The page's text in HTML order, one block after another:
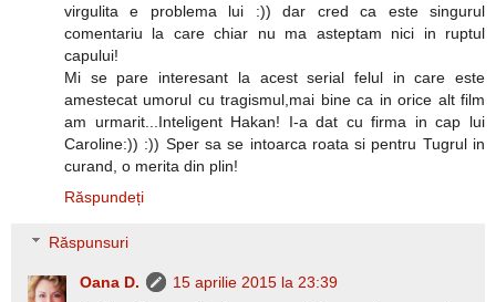
virgulita e problema lui :)) dar cred ca este singurul
comentariu la care chiar nu ma asteptam nici in ruptul
capului!
Mi se pare interesant la acest serial felul in care este
amestecat umorul cu tragismul,mai bine ca in orice alt film
am urmarit...Inteligent Hakan! I-a dat cu firma in cap lui
Caroline:)) :)) Sper sa se intoarca roata si pentru Tugrul in
curand, o merita din plin!
Răspundeți
Răspunsuri
Oana D.
15 aprilie 2015 la 23:39